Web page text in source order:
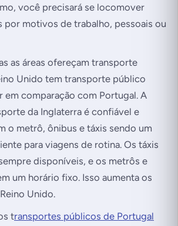
você precisará se locomover
por motivos de trabalho, pessoais ou
as áreas ofereçam transporte
Unido tem transporte público
em comparação com Portugal. A
da Inglaterra é confiável e
o metrô, ônibus e táxis sendo um
para viagens de rotina. Os táxis
disponíveis, e os metrôs e
um horário fixo. Isso aumenta os
Unido.
transportes públicos de Portugal